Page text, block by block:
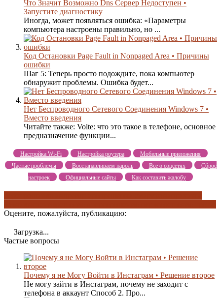
Что Значит Возможно Dns Сервер Недоступен •
Запустите диагностику
Иногда, может появляться ошибка: «Параметры
компьютера настроены правильно, но ...
Код Остановки Page Fault in Nonpaged Area • Причины
ошибки
Шаг 5: Теперь просто подождите, пока компьютер
обнаружит проблемы. Ошибка будет...
Нет Беспроводного Сетевого Соединения Windows 7 •
Вместо введения
Читайте также: Volte: что это такое в телефоне, основное
предназначение функции...
Настройка Wi-Fi Настройка роутера
Мобильные приложения
Частые проблемы
Восстанавливаем пароль Все о соцсетях
Сброс
настроек
Официальные сайты Как составить жалобу
Оцените, пожалуйста, публикацию:
Загрузка...
Частые вопросы
Почему я не Могу Войти в Инстаграм • Решение второе
Не могу зайти в Инстаграм, почему не заходит с
телефона в аккаунт Способ 2. Про...